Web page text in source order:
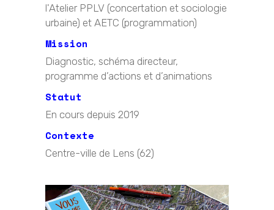
l'Atelier PPLV (concertation et sociologie
urbaine) et AETC (programmation)
Mission
Diagnostic, schéma directeur,
programme d’actions et d’animations
Statut
En cours depuis 2019
Contexte
Centre-ville de Lens (62)